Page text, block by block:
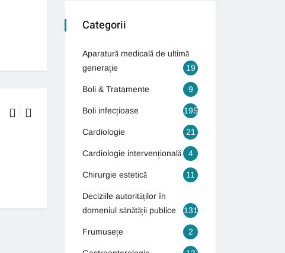
Generația autismului! Numărul copiilor care suferă de autism
Categorii
Aparatură medicală de ultimă
generație
19
Boli & Tratamente 9
Boli infecțioase 195
Cardiologie 21
Cardiologie intervențională 4
Chirurgie estetică 11
Deciziile autorităților în
domeniul sănătății publice
131
Frumusețe 2